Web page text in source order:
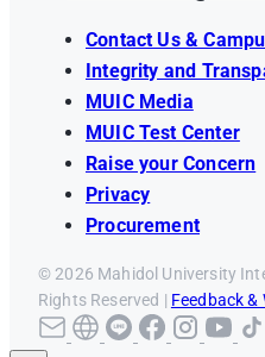
Contact Us &
Integrity and
MUIC Media
MUIC Test Center
Raise your Concern
Privacy
Procurement
© 2026 Mahidol University
Rights Reserved | Feedback &